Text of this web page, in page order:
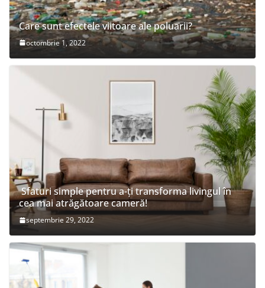
Care sunt efectele viitoare ale poluarii?
octombrie 1, 2022
Sfaturi simple pentru a-ți transforma livingul în
cea mai atrăgătoare cameră!
septembrie 29, 2022